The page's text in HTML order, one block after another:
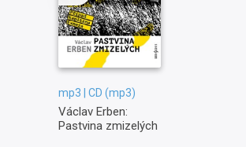
mp3 | CD (mp3)
Václav Erben:
Pastvina zmizelých